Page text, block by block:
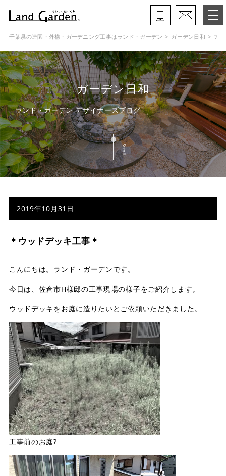
ランド・ガーデンとは
モデルガーデン
施工事例
保証と約束・ご理解いただきたい事
施工の流れ
よくある質問
採用情報
千葉県の造園・外構・ガーデニング工事はランド・ガーデン ガーデン日和 ア
ガーデン日和
ランド・ガーデン デザイナーズブログ
Scroll
2019年10月31日
＊ウッドデッキ工事＊
こんにちは。ランド・ガーデンです。
今日は、佐倉市H様邸の工事現場の様子をご紹介します。
ウッドデッキをお庭に造りたいとご依頼いただきました。
工事前のお庭?